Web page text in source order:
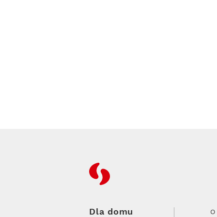
RFC
Dla domu